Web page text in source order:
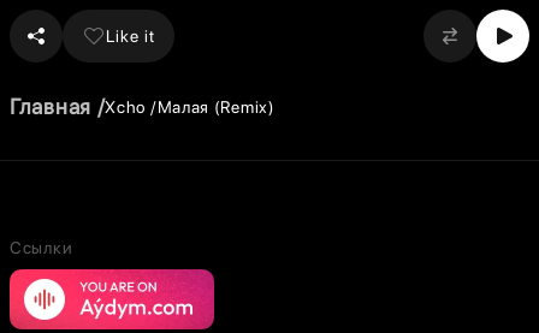
Like it
Главная Xcho Малая (Remix)
Ссылки